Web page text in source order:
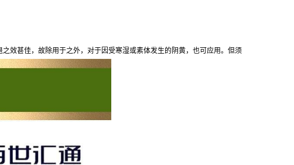
效甚佳，故除用于之外，对于因受寒湿或素体发生的阴黄，也可应用。但须